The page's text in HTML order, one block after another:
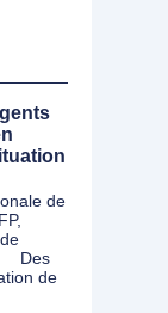
de
Des
de